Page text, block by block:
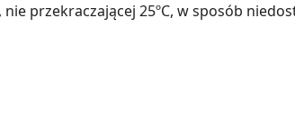
przekraczającej 25ºC, w sposób